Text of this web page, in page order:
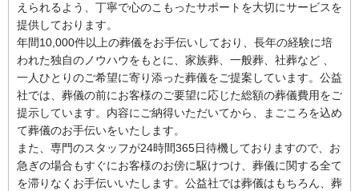
えられるよう、丁寧で心のこもったサポートを大切にサービスを
提供しております。
年間10,000件以上の葬儀をお手伝いしており、長年の経験に培
われた独自のノウハウをもとに、家族葬、一般葬、社葬など 、
一人ひとりのご希望に寄り添った葬儀をご提案しています。公益
社では、葬儀の前にお客様のご要望に応じた総額の葬儀費用をご
提示しています。内容にご納得いただいてから、まごころを込め
て葬儀のお手伝いをいたします。
また、専門のスタッフが24時間365日待機しておりますので、お
急ぎの場合もすぐにお客様のお傍に駆けつけ、葬儀に関する全て
を滞りなくお手伝いいたします。公益社では葬儀はもちろん、葬